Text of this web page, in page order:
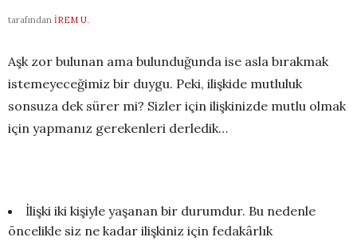
tarafından İREM U.
Aşk zor bulunan ama bulunduğunda ise asla bırakmak
istemeyeceğimiz bir duygu. Peki, ilişkide mutluluk
sonsuza dek sürer mi? Sizler için ilişkinizde mutlu olmak
için yapmanız gerekenleri derledik…
İlişki iki kişiyle yaşanan bir durumdur. Bu nedenle
öncelikle siz ne kadar ilişkiniz için fedakârlık